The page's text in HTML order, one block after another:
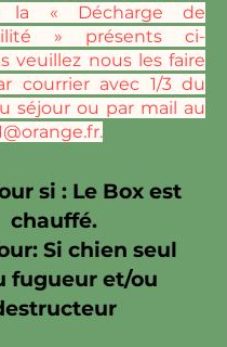
la « Décharge de
» présents ci-
veuillez nous les faire
courrier avec 1/3 du
séjour ou par mail au
.
si : Le Box est
chauffé.
Si chien seul
fugueur et/ou